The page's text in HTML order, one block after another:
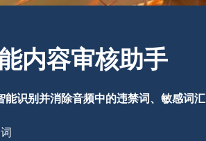
内容审核助手
能识别并消除音频中的违禁词、敏感词汇